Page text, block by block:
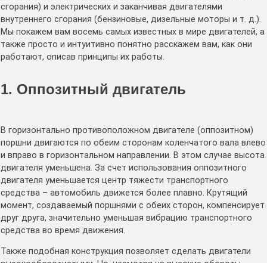
сгорания) и электрических и заканчивая двигателями
внутреннего сгорания (бензиновые, дизельные моторы и т. д.).
Мы покажем вам восемь самых известных в мире двигателей, а
также просто и интуитивно понятно расскажем вам, как они
работают, описав принципы их работы.
1. Оппозитный двигатель
В горизонтально противоположном двигателе (оппозитном)
поршни двигаются по обеим сторонам коленчатого вала влево
и вправо в горизонтальном направлении. В этом случае высота
двигателя уменьшена. За счет использования оппозитного
двигателя уменьшается центр тяжести транспортного
средства – автомобиль движется более плавно. Крутящий
момент, создаваемый поршнями с обеих сторон, компенсирует
друг друга, значительно уменьшая вибрацию транспортного
средства во время движения.
Также подобная конструкция позволяет сделать двигатели